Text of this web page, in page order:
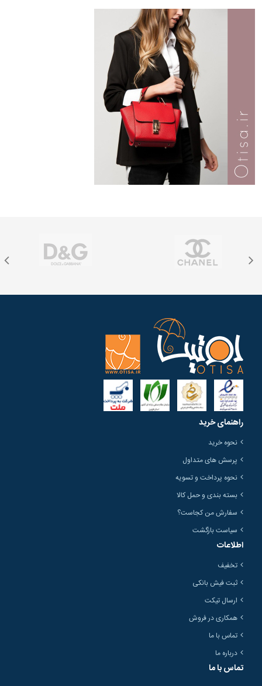
راهنمای خرید
نحوه خرید
پرسش های متداول
نحوه پرداخت و تسویه
بسته بندی و حمل کالا
سفارش من کجاست؟
سیاست بازگشت
اطلاعات
تخفیف
ثبت فیش بانکی
ارسال تیکت
همکاری در فروش
تماس با ما
درباره ما
تماس با ما